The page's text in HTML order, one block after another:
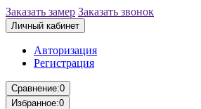
Заказать замер Заказать звонок
Личный кабинет
Авторизация
Регистрация
Сравнение:0
Избранное:0